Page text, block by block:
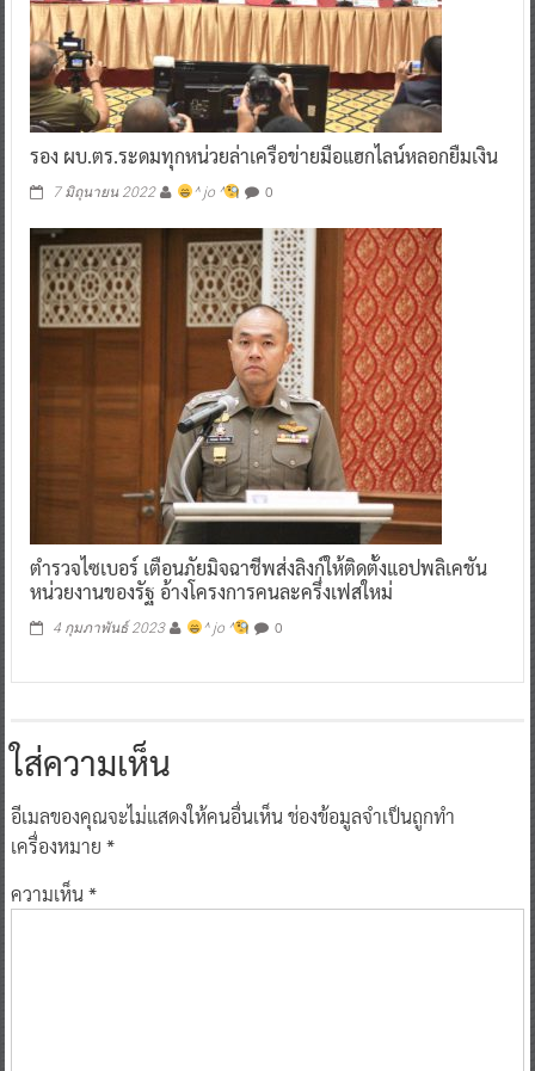
รอง ผบ.ตร.ระดมทุกหน่วยล่าเครือข่ายมือแฮกไลน์หลอกยืมเงิน
7 มิถุนายน 2022 ^ jo ^ 0
ตำรวจไซเบอร์ เตือนภัยมิจฉาชีพส่งลิงก์ให้ติดตั้งแอปพลิเคชัน
หน่วยงานของรัฐ อ้างโครงการคนละครึ่งเฟสใหม่
4 กุมภาพันธ์ 2023 ^ jo ^ 0
ใส่ความเห็น
อีเมลของคุณจะไม่แสดงให้คนอื่นเห็นช่องข้อมูลจำเป็นถูกทำ
เครื่องหมาย *
ความเห็น*